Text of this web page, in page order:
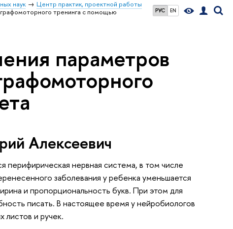
РУС EN
наук
Центр практик, проектной работы
тренинга с помощью
параметров
Алексеевич
перифирическая нервная система, в том числе
заболевания у ребенка уменьшается
и пропорциональность букв. При этом для
писать. В настоящее время у нейробиологов
листов и ручек.